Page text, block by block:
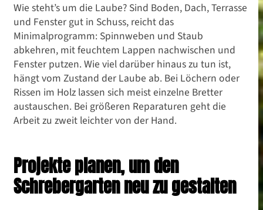
Wie steht’s um die Laube? Sind Boden, Dach, Terrasse
und Fenster gut in Schuss, reicht das
Minimalprogramm: Spinnweben und Staub
abkehren, mit feuchtem Lappen nachwischen und
Fenster putzen. Wie viel darüber hinaus zu tun ist,
hängt vom Zustand der Laube ab. Bei Löchern oder
Rissen im Holz lassen sich meist einzelne Bretter
austauschen. Bei größeren Reparaturen geht die
Arbeit zu zweit leichter von der Hand.
Projekte planen, um den
Schrebergarten neu zu gestalten